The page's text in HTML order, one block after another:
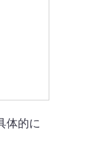
体的に